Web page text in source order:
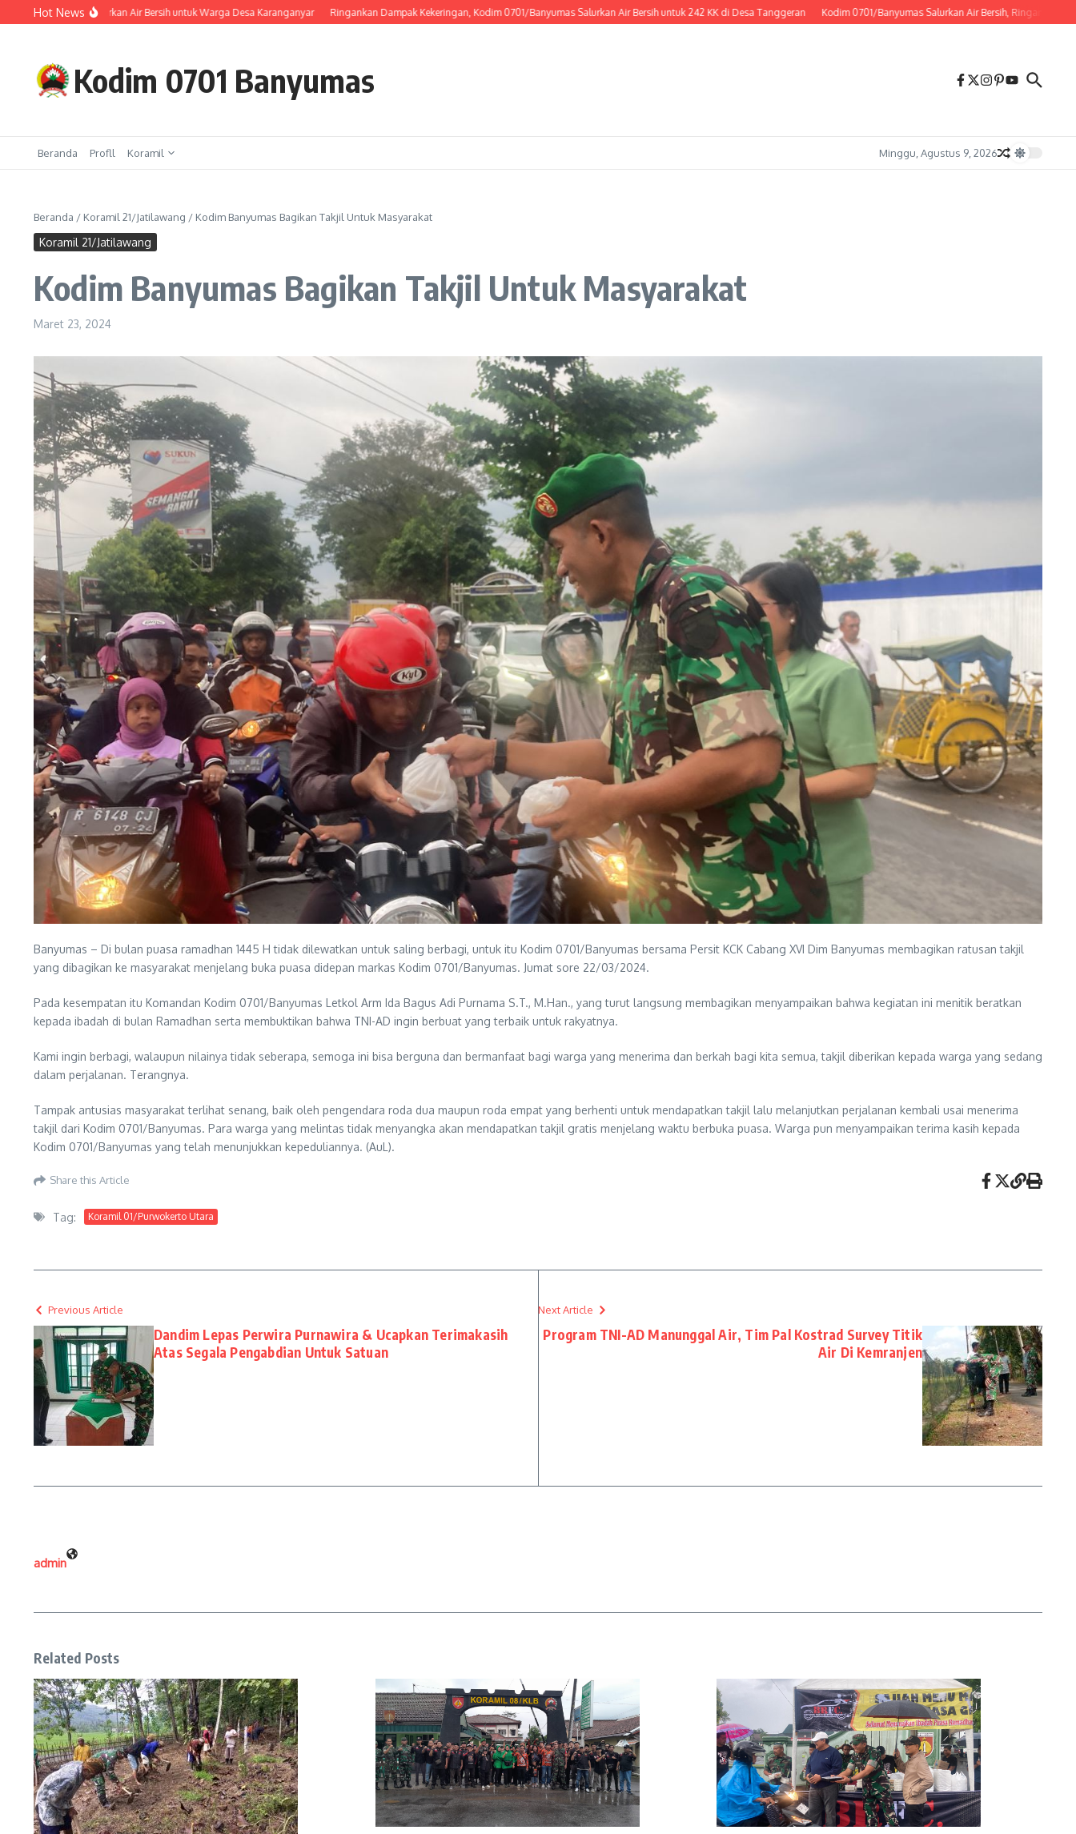
Lewati ke konten
Hot News
BPBD Salurkan Air Bersih untuk Warga Desa Karanganyar Ringankan Dampak Kekeringan, Kodim 0701/Banyumas Salurkan Air Bersih untuk 242 KK di Desa Tanggeran Kodim 0701/Banyumas Salurkan Air Bersih, Ringankan Beban
Kodim 0701 Banyumas
Beranda Profll Koramil Minggu, Agustus 9, 2026
Beranda / Koramil 21/Jatilawang / Kodim Banyumas Bagikan Takjil Untuk Masyarakat
Koramil 21/Jatilawang
Kodim Banyumas Bagikan Takjil Untuk Masyarakat
Maret 23, 2024
Banyumas – Di bulan puasa ramadhan 1445 H tidak dilewatkan untuk saling berbagi, untuk itu Kodim 0701/Banyumas bersama Persit KCK Cabang XVI Dim Banyumas membagikan ratusan takjil
yang dibagikan ke masyarakat menjelang buka puasa didepan markas Kodim 0701/Banyumas. Jumat sore 22/03/2024.
Pada kesempatan itu Komandan Kodim 0701/Banyumas Letkol Arm Ida Bagus Adi Purnama S.T., M.Han., yang turut langsung membagikan menyampaikan bahwa kegiatan ini menitik beratkan
kepada ibadah di bulan Ramadhan serta membuktikan bahwa TNI-AD ingin berbuat yang terbaik untuk rakyatnya.
Kami ingin berbagi, walaupun nilainya tidak seberapa, semoga ini bisa berguna dan bermanfaat bagi warga yang menerima dan berkah bagi kita semua, takjil diberikan kepada warga yang sedang
dalam perjalanan. Terangnya.
Tampak antusias masyarakat terlihat senang, baik oleh pengendara roda dua maupun roda empat yang berhenti untuk mendapatkan takjil lalu melanjutkan perjalanan kembali usai menerima
takjil dari Kodim 0701/Banyumas. Para warga yang melintas tidak menyangka akan mendapatkan takjil gratis menjelang waktu berbuka puasa. Warga pun menyampaikan terima kasih kepada
Kodim 0701/Banyumas yang telah menunjukkan kepeduliannya. (AuL).
Share this Article
Tag: Koramil 01/Purwokerto Utara
Previous Article
Dandim Lepas Perwira Purnawira & Ucapkan Terimakasih
Atas Segala Pengabdian Untuk Satuan
Next Article
Program TNI-AD Manunggal Air, Tim Pal Kostrad Survey Titik
Air Di Kemranjen
admin
Related Posts